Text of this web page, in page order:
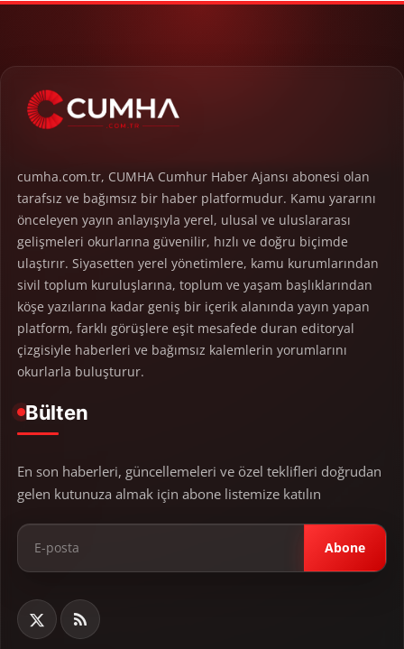
cumha.com.tr, CUMHA Cumhur Haber Ajansı abonesi olan
tarafsız ve bağımsız bir haber platformudur. Kamu yararını
önceleyen yayın anlayışıyla yerel, ulusal ve uluslararası
gelişmeleri okurlarına güvenilir, hızlı ve doğru biçimde
ulaştırır. Siyasetten yerel yönetimlere, kamu kurumlarından
sivil toplum kuruluşlarına, toplum ve yaşam başlıklarından
köşe yazılarına kadar geniş bir içerik alanında yayın yapan
platform, farklı görüşlere eşit mesafede duran editoryal
çizgisiyle haberleri ve bağımsız kalemlerin yorumlarını
okurlarla buluşturur.
Bülten
En son haberleri, güncellemeleri ve özel teklifleri doğrudan
gelen kutunuza almak için abone listemize katılın
Abone